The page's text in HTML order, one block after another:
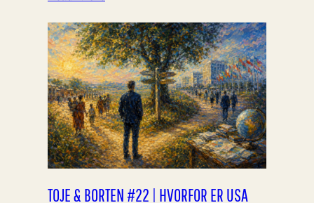
TOJE & BORTEN #22 | HVORFOR ER USA